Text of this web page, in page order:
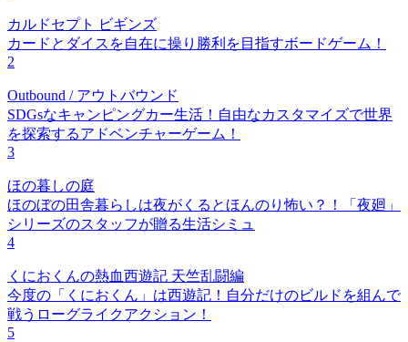
カルドセプト ビギンズ
カードとダイスを自在に操り勝利を目指すボードゲーム！
2
Outbound / アウトバウンド
SDGsなキャンピングカー生活！自由なカスタマイズで世界
を探索するアドベンチャーゲーム！
3
ほの暮しの庭
ほのぼの田舎暮らしは夜がくるとほんのり怖い？！「夜廻」
シリーズのスタッフが贈る生活シミュ
4
くにおくんの熱血西遊記 天竺乱闘編
今度の「くにおくん」は西遊記！自分だけのビルドを組んで
戦うローグライクアクション！
5